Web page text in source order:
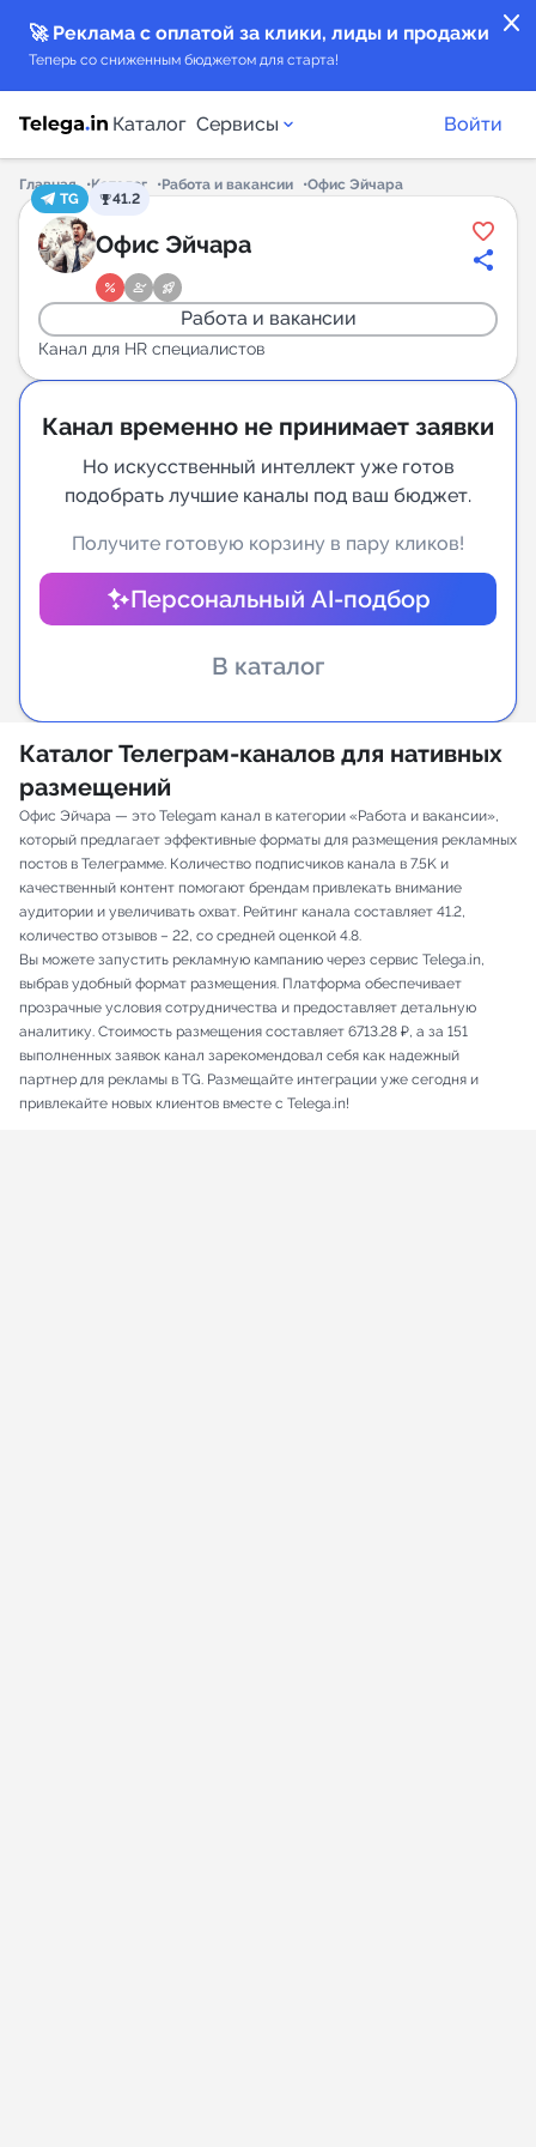
close
🚀 Реклама с оплатой за клики, лиды и продажи
Теперь со сниженным бюджетом для старта!
Каталог Сервисы
Каталог каналов
Каталог ботов
Горящие предложения
New
Аналитика MAX каналов
Индивидуальное сопровождение
Войти
Главная Каталог Работа и вакансии
Офис Эйчара
TG
41.2
Офис Эйчара
Работа и вакансии
Канал для HR специалистов
Канал временно не принимает заявки
Но искусственный интеллект уже готов
подобрать лучшие каналы под ваш бюджет.
Получите готовую корзину в пару кликов!
Персональный AI-подбор
В каталог
Каталог Телеграм-каналов для нативных
размещений
Офис Эйчара — это Telegam канал в категории «Работа и вакансии»,
который предлагает эффективные форматы для размещения рекламных
постов в Телеграмме. Количество подписчиков канала в 7.5K и
качественный контент помогают брендам привлекать внимание
аудитории и увеличивать охват. Рейтинг канала составляет 41.2,
количество отзывов – 22, со средней оценкой 4.8.
Вы можете запустить рекламную кампанию через сервис Telega.in,
выбрав удобный формат размещения. Платформа обеспечивает
прозрачные условия сотрудничества и предоставляет детальную
аналитику. Стоимость размещения составляет 6713.28 ₽, а за 151
выполненных заявок канал зарекомендовал себя как надежный
партнер для рекламы в TG. Размещайте интеграции уже сегодня и
привлекайте новых клиентов вместе с Telega.in!